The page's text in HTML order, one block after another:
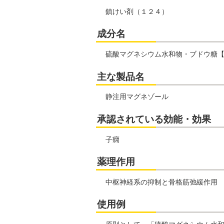
鎮けい剤（１２４）
成分名
硫酸マグネシウム水和物・ブドウ糖
主な製品名
静注用マグネゾール
承認されている効能・効果
子癇
薬理作用
中枢神経系の抑制と骨格筋弛緩作用
使用例